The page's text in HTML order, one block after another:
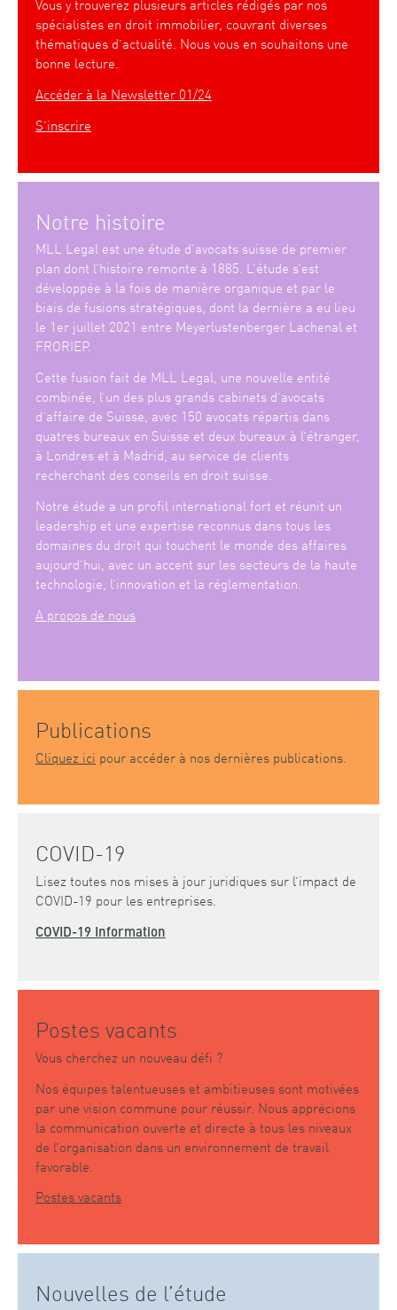
Vous y trouverez plusieurs articles rédigés par nos
spécialistes en droit immobilier, couvrant diverses
thématiques d’actualité. Nous vous en souhaitons une
bonne lecture.
Accéder à la Newsletter 01/24
S’inscrire
Notre histoire
MLL Legal est une étude d’avocats suisse de premier
plan dont l’histoire remonte à 1885. L’étude s’est
développée à la fois de manière organique et par le
biais de fusions stratégiques, dont la dernière a eu lieu
le 1er juillet 2021 entre Meyerlustenberger Lachenal et
FRORIEP.
Cette fusion fait de MLL Legal, une nouvelle entité
combinée, l’un des plus grands cabinets d’avocats
d’affaire de Suisse, avec 150 avocats répartis dans
quatres bureaux en Suisse et deux bureaux à l’étranger,
à Londres et à Madrid, au service de clients
recherchant des conseils en droit suisse.
Notre étude a un profil international fort et réunit un
leadership et une expertise reconnus dans tous les
domaines du droit qui touchent le monde des affaires
aujourd’hui, avec un accent sur les secteurs de la haute
technologie, l’innovation et la réglementation.
A propos de nous
Publications
Cliquez ici pour accéder à nos dernières publications.
COVID-19
Lisez toutes nos mises à jour juridiques sur l’impact de
COVID-19 pour les entreprises.
COVID-19 Information
Postes vacants
Vous cherchez un nouveau défi ?
Nos équipes talentueuses et ambitieuses sont motivées
par une vision commune pour réussir. Nous apprécions
la communication ouverte et directe à tous les niveaux
de l’organisation dans un environnement de travail
favorable.
Postes vacants
Nouvelles de l’étude